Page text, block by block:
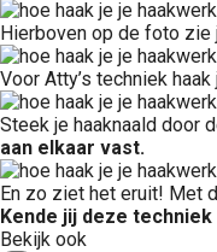
Hierboven op de foto
Voor Atty’s techniek
Steek je haaknaald door
aan elkaar vast.
En zo ziet het eruit! Met
Kende jij deze
Bekijk ook